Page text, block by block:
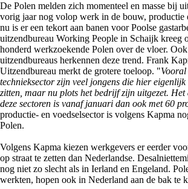
De Polen melden zich momenteel en masse bij
vorig jaar nog volop werk in de bouw, productie
nu is er een tekort aan banen voor Poolse
uitzendbureau Working People in Schaijk kreeg
honderd werkzoekende Polen over de vloer.
uitzendbureaus herkennen deze trend. Frank
Uitzendbureau merkt de grotere toeloop. "
technieksector zijn veel jongens die hier
zitten, maar nu plots het bedrijf zijn uitgezet.
deze sectoren is vanaf januari dan ook met 60
productie- en voedselsector is volgens Kapma
Polen.
Volgens Kapma kiezen werkgevers er eerder
op straat te zetten dan Nederlandse.
nog niet zo slecht als in Ierland en Engeland.
werkten, hopen ook in Nederland aan de bak te